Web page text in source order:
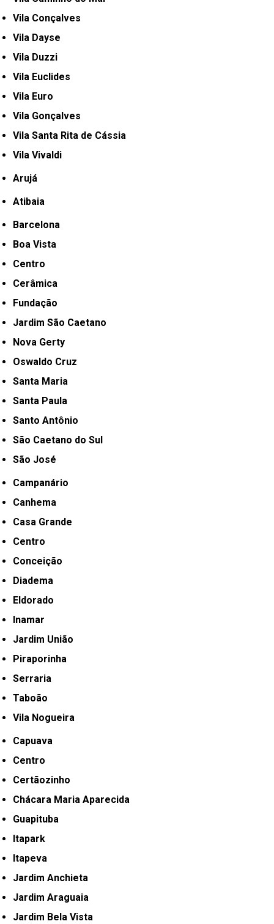
Vila Conçalves
Vila Dayse
Vila Duzzi
Vila Euclides
Vila Euro
Vila Gonçalves
Vila Santa Rita de Cássia
Vila Vivaldi
Arujá
Atibaia
Barcelona
Boa Vista
Centro
Cerâmica
Fundação
Jardim São Caetano
Nova Gerty
Oswaldo Cruz
Santa Maria
Santa Paula
Santo Antônio
São Caetano do Sul
São José
Campanário
Canhema
Casa Grande
Centro
Conceição
Diadema
Eldorado
Inamar
Jardim União
Piraporinha
Serraria
Taboão
Vila Nogueira
Capuava
Centro
Certãozinho
Chácara Maria Aparecida
Guapituba
Itapark
Itapeva
Jardim Anchieta
Jardim Araguaia
Jardim Bela Vista